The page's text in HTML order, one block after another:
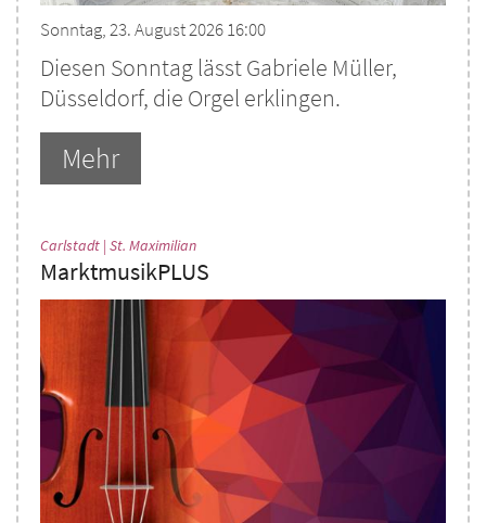
Sonntag, 23. August 2026 16:00
Diesen Sonntag lässt Gabriele Müller,
Düsseldorf, die Orgel erklingen.
Mehr
Carlstadt | St. Maximilian:
MarktmusikPLUS